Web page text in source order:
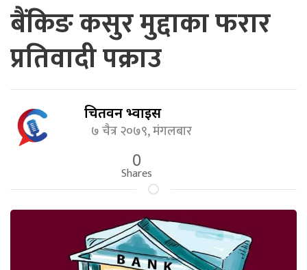
बैंकिङ कसुर मुद्दाका फरार
प्रतिवादी पक्राउ
चितवन भ्वाईस
७ चैत्र २०७९, मंगलबार
0
Shares